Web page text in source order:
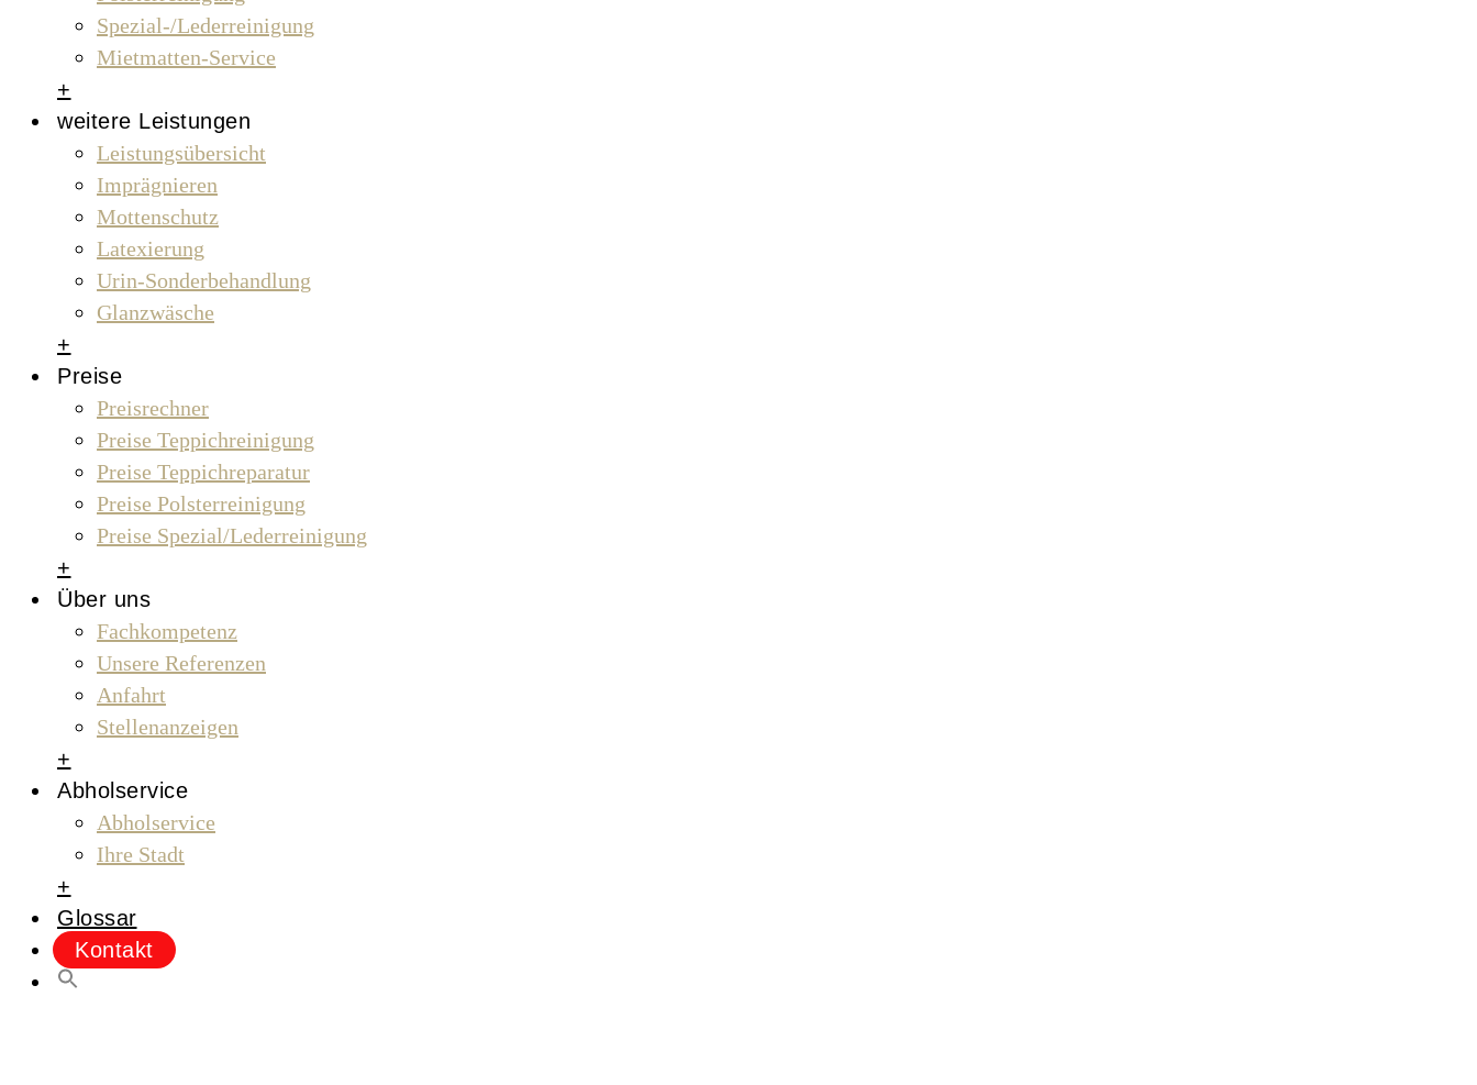
Spezial-/Lederreinigung
Mietmatten-Service
+
weitere Leistungen
Leistungsübersicht
Imprägnieren
Mottenschutz
Latexierung
Urin-Sonderbehandlung
Glanzwäsche
+
Preise
Preisrechner
Preise Teppichreinigung
Preise Teppichreparatur
Preise Polsterreinigung
Preise Spezial/Lederreinigung
+
Über uns
Fachkompetenz
Unsere Referenzen
Anfahrt
Stellenanzeigen
+
Abholservice
Abholservice
Ihre Stadt
+
Glossar
Kontakt